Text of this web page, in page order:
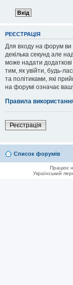
РЕЄСТРАЦІЯ
Для входу на форум ви
декілька секунд але
може надати
тим, як увійти, будь-
та політиками, які
на форумі означає
Правила
Реєстрація
Список форумів
Працює
Український